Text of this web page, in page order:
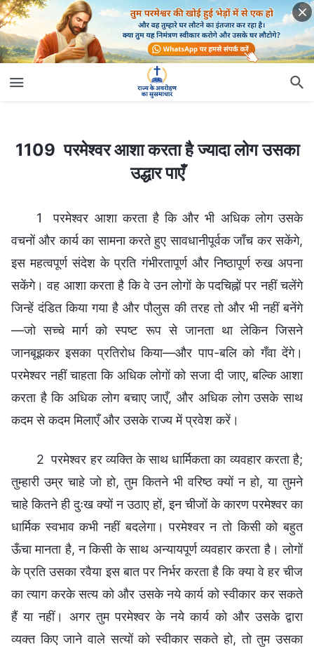
1109 परमेश्वर आशा करता है ज्यादा लोग उसका उद्धार पाएँ
1109 परमेश्वर आशा करता है ज्यादा लोग उसका
उद्धार पाएँ
1 परमेश्वर आशा करता है कि और भी अधिक लोग उसके
वचनों और कार्य का सामना करते हुए सावधानीपूर्वक जाँच कर सकेंगे,
इस महत्वपूर्ण संदेश के प्रति गंभीरतापूर्ण और निष्ठापूर्ण रुख अपना
सकेंगे। वह आशा करता है कि वे उन लोगों के पदचिह्नों पर नहीं चलेंगे
जिन्हें दंडित किया गया है और पौलुस की तरह तो और भी नहीं बनेंगे
—जो सच्चे मार्ग को स्पष्ट रूप से जानता था लेकिन जिसने
जानबूझकर इसका प्रतिरोध किया—और पाप-बलि को गँवा देंगे।
परमेश्वर नहीं चाहता कि अधिक लोगों को सजा दी जाए, बल्कि आशा
करता है कि अधिक लोग बचाए जाएँ, और अधिक लोग उसके साथ
कदम से कदम मिलाएँ और उसके राज्य में प्रवेश करें।
2 परमेश्वर हर व्यक्ति के साथ धार्मिकता का व्यवहार करता है;
तुम्हारी उम्र चाहे जो हो, तुम कितने भी वरिष्ठ क्यों न हो, या तुमने
चाहे कितने ही दुःख क्यों न उठाए हों, इन चीजों के कारण परमेश्वर का
धार्मिक स्वभाव कभी नहीं बदलेगा। परमेश्वर न तो किसी को बहुत
ऊँचा मानता है, न किसी के साथ अन्यायपूर्ण व्यवहार करता है। लोगों
के प्रति उसका रवैया इस बात पर निर्भर करता है कि क्या वे हर चीज
का त्याग करके सत्य को और उसके नये कार्य को स्वीकार कर सकते
हैं या नहीं। अगर तुम परमेश्वर के नये कार्य को और उसके द्वारा
व्यक्त किए जाने वाले सत्यों को स्वीकार सकते हो, तो तुम उसका